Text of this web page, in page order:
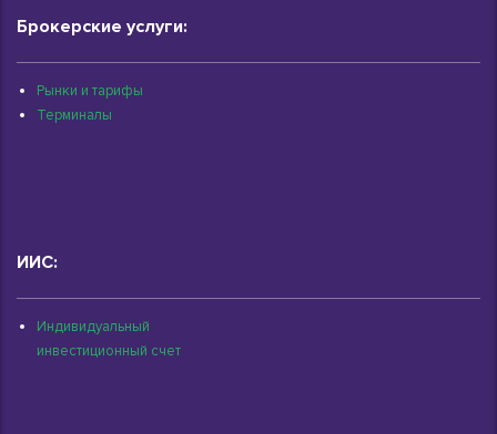
Брокерские услуги:
Рынки и тарифы
Терминалы
ИИС:
Индивидуальный
инвестиционный счет